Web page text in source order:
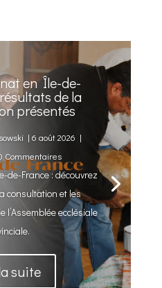
en Île-de-
de la
présentés
|6 août 2026 |
Commentaires
de-France : découvrez
consultation et les
l’Assemblée ecclésiale
suite